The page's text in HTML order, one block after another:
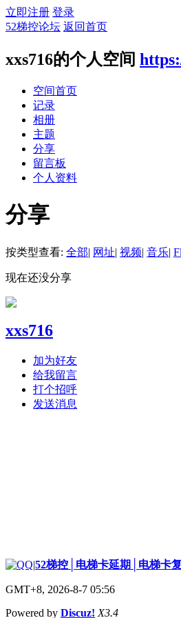
立即注册 登录
52梯控论坛 返回首页
xxs716的个人空间
空间首页
记录
相册
主题
分享
留言板
个人资料
分享
按类型查看: 全部| 网址| 视频| 音乐|
现在还没分享
xxs716
加为好友
给我留言
打个招呼
发送消息
|52梯控│电梯卡延期│电梯卡
GMT+8, 2026-8-7 05:56
Powered by Discuz! X3.4